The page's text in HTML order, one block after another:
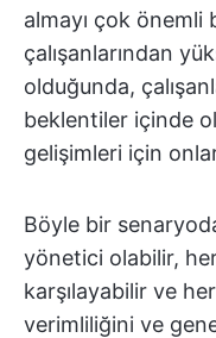
almayı çok önemli
çalışanlarından
olduğunda,
beklentiler içinde
gelişimleri için
Böyle bir
yönetici olabilir,
karşılayabilir ve her
verimliliğini ve